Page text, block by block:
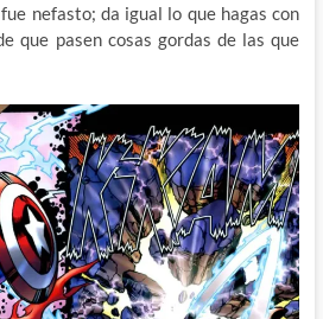
nefasto; da igual lo que hagas con
que pasen cosas gordas de las que